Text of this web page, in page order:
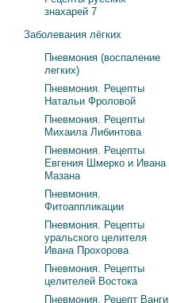
знахарей 7
Заболевания лёгких
Пневмония (воспаление
легких)
Пневмония. Рецепты
Натальи Фроловой
Пневмония. Рецепты
Михаила Либинтова
Пневмония. Рецепты
Евгения Шмерко и Ивана
Мазана
Пневмония.
Фитоаппликации
Пневмония. Рецепты
уральского целителя
Ивана Прохорова
Пневмония. Рецепты
целителей Востока
Пневмония. Рецепт Ванги